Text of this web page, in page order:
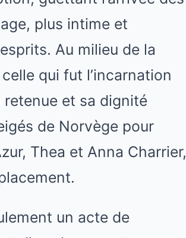
plus intime et
Au milieu de la
qui fut l’incarnation
et sa dignité
de Norvège pour
Thea et Anna Charrier,
un acte de